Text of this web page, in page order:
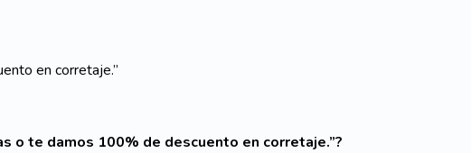
en corretaje.”
o te damos 100% de descuento en corretaje.”?